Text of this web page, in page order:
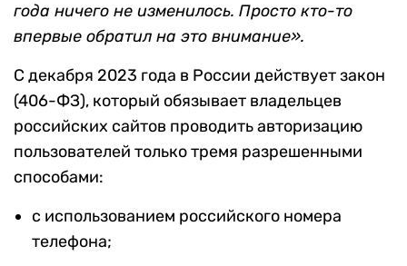
года ничего не изменилось. Просто кто-то
впервые обратил на это внимание».
С декабря 2023 года в России действует закон
(406-ФЗ), который обязывает владельцев
российских сайтов проводить авторизацию
пользователей только тремя разрешенными
способами:
с использованием российского номера
телефона;